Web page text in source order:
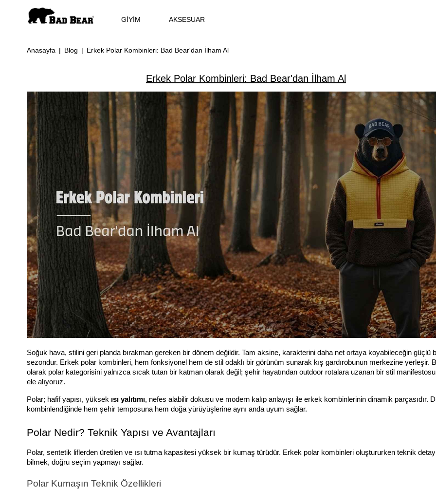
GİYİM AKSESUAR
Anasayfa Blog Erkek Polar Kombinleri: Bad Bear'dan İlham Al
Erkek Polar Kombinleri: Bad Bear'dan İlham Al
Soğuk hava, stilini geri planda bırakman gereken bir dönem değildir. Tam aksine, karakterini daha net ortaya koyabileceğin güçlü
sezondur. Erkek polar kombinleri, hem fonksiyonel hem de stil odaklı bir görünüm sunarak kış gardırobunun merkezine yerleşir.
olarak polar kategorisini yalnızca sıcak tutan bir katman olarak değil; şehir hayatından outdoor rotalara uzanan bir stil
ele alıyoruz.
Polar; hafif yapısı, yüksek ısı yalıtımı, nefes alabilir dokusu ve modern kalıp anlayışı ile erkek kombinlerinin dinamik parçasıdır.
kombinlendiğinde hem şehir temposuna hem doğa yürüyüşlerine aynı anda uyum sağlar.
Polar Nedir? Teknik Yapısı ve Avantajları
Polar, sentetik liflerden üretilen ve ısı tutma kapasitesi yüksek bir kumaş türüdür. Erkek polar kombinleri oluştururken teknik
bilmek, doğru seçim yapmayı sağlar.
Polar Kumaşın Teknik Özellikleri